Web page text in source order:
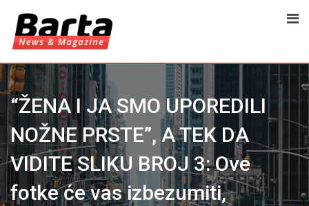
content
“ŽENA I JA SMO UPOREDILI
NOŽNE PRSTE”, A TEK DA
VIDITE SLIKU BROJ 3: Ove
fotke će vas izbezumiti,